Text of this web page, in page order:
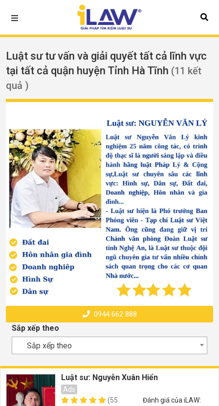
Luật sư tư vấn và giải quyết tất cả lĩnh vực
tại tất cả quận huyện Tỉnh Hà Tĩnh (11 kết
quả )
0944 662 888
Sắp xếp theo
Sắp xếp theo
Luật sư: Nguyễn Xuân Hiển
Ads
(55
Đánh giá của iLAW: